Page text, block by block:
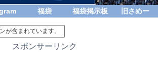
福袋 福袋掲示板 旧さめー
が含まれています。
スポンサーリンク